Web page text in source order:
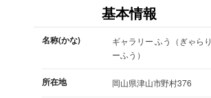
基本情報
名称(かな)
ギャラリー ふう（ぎゃらり
ーふう）
所在地 岡山県津山市野村376